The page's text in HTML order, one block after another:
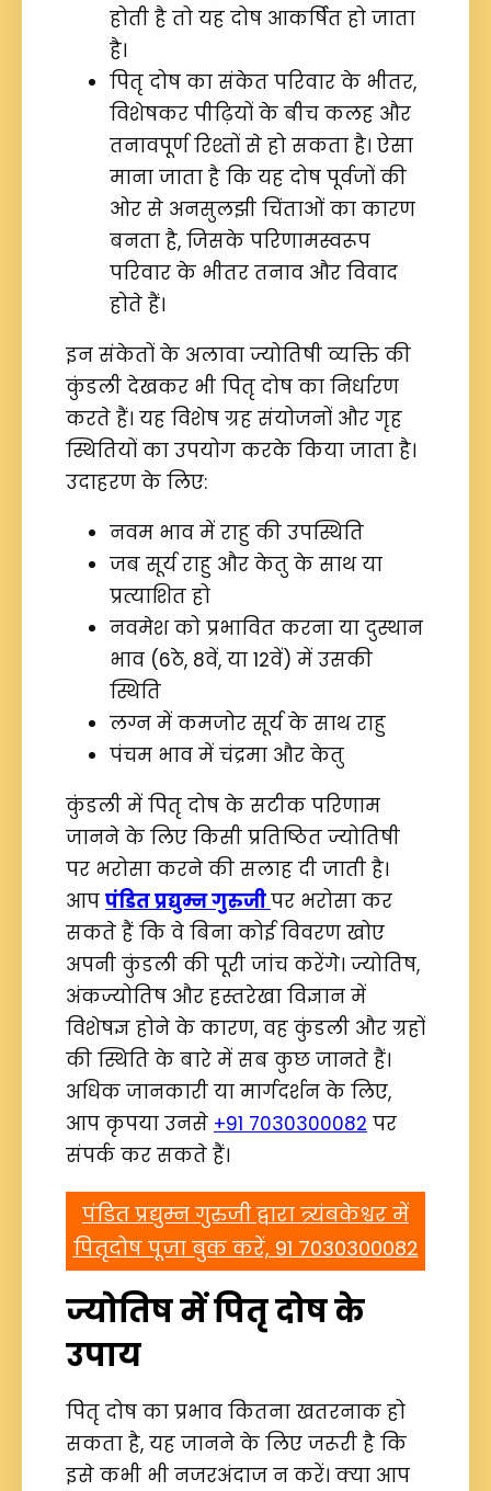
होती है तो यह दोष आकर्षित हो जाता
है।
पितृ दोष का संकेत परिवार के भीतर,
विशेषकर पीढ़ियों के बीच कलह और
तनावपूर्ण रिश्तों से हो सकता है। ऐसा
माना जाता है कि यह दोष पूर्वजों की
ओर से अनसुलझी चिंताओं का कारण
बनता है, जिसके परिणामस्वरूप
परिवार के भीतर तनाव और विवाद
होते हैं।
इन संकेतों के अलावा ज्योतिषी व्यक्ति की
कुंडली देखकर भी पितृ दोष का निर्धारण
करते हैं। यह विशेष ग्रह संयोजनों और गृह
स्थितियों का उपयोग करके किया जाता है।
उदाहरण के लिए:
नवम भाव में राहु की उपस्थिति
जब सूर्य राहु और केतु के साथ या
प्रत्याशित हो
नवमेश को प्रभावित करना या दुस्थान
भाव (6ठे, 8वें, या 12वें) में उसकी
स्थिति
लग्न में कमजोर सूर्य के साथ राहु
पंचम भाव में चंद्रमा और केतु
कुंडली में पितृ दोष के सटीक परिणाम
जानने के लिए किसी प्रतिष्ठित ज्योतिषी
पर भरोसा करने की सलाह दी जाती है।
आप पंडित प्रद्युम्न गुरुजीपर भरोसा कर
सकते हैं कि वे बिना कोई विवरण खोए
अपनी कुंडली की पूरी जांच करेंगे। ज्योतिष,
अंकज्योतिष और हस्तरेखा विज्ञान में
विशेषज्ञ होने के कारण, वह कुंडली और ग्रहों
की स्थिति के बारे में सब कुछ जानते हैं।
अधिक जानकारी या मार्गदर्शन के लिए,
आप कृपया उनसे +91 7030300082 पर
संपर्क कर सकते हैं।
पंडित प्रद्युम्न गुरुजी द्वारा त्र्यंबकेश्वर में
पितृदोष पूजा बुक करें, 91 7030300082
ज्योतिष में पितृ दोष के
उपाय
पितृ दोष का प्रभाव कितना खतरनाक हो
सकता है, यह जानने के लिए जरूरी है कि
इसे कभी भी नजरअंदाज न करें। क्या आप